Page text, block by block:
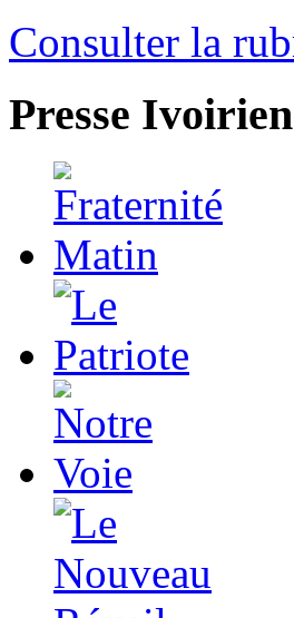
Consulter la
Presse